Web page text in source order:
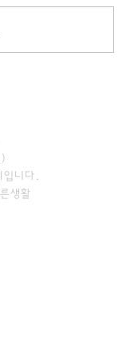
니다.
생활